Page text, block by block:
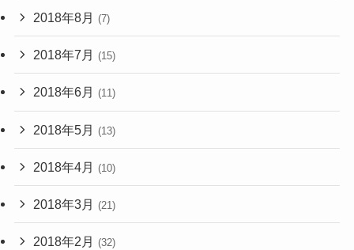
2018年8月 (7)
2018年7月 (15)
2018年6月 (11)
2018年5月 (13)
2018年4月 (10)
2018年3月 (21)
2018年2月 (32)